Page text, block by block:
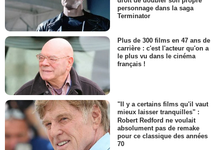
personnage dans la saga
Terminator
Plus de 300 films en 47 ans de
carrière : c'est l'acteur qu'on a
le plus vu dans le cinéma
français !
"Il y a certains films qu'il vaut
mieux laisser tranquilles" :
Robert Redford ne voulait
absolument pas de remake
pour ce classique des années
70